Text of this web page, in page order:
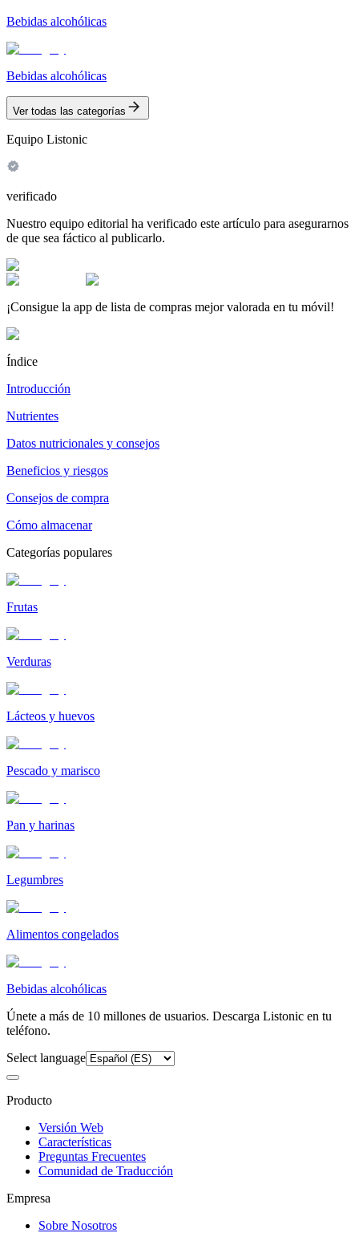
Bebidas alcohólicas
Bebidas alcohólicas
Ver todas las categorías
Equipo Listonic
verificado
Nuestro equipo editorial ha verificado este artículo para asegurarnos
de que sea fáctico al publicarlo.
¡Consigue la app de lista de compras mejor valorada en tu móvil!
Índice
Introducción
Nutrientes
Datos nutricionales y consejos
Beneficios y riesgos
Consejos de compra
Cómo almacenar
Categorías populares
Frutas
Verduras
Lácteos y huevos
Pescado y marisco
Pan y harinas
Legumbres
Alimentos congelados
Bebidas alcohólicas
Únete a más de 10 millones de usuarios. Descarga Listonic en tu
teléfono.
Select language
Producto
Versión Web
Características
Preguntas Frecuentes
Comunidad de Traducción
Empresa
Sobre Nosotros